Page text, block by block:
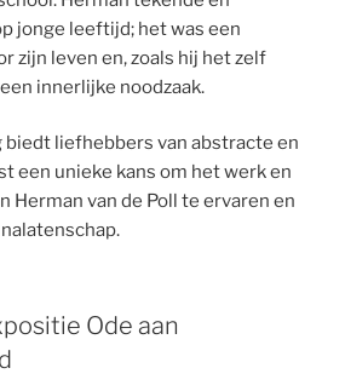
jonge leeftijd; het was een
zijn leven en, zoals hij het zelf
innerlijke noodzaak.
liefhebbers van abstracte en
een unieke kans om het werk en
Herman van de Poll te ervaren en
Ode aan